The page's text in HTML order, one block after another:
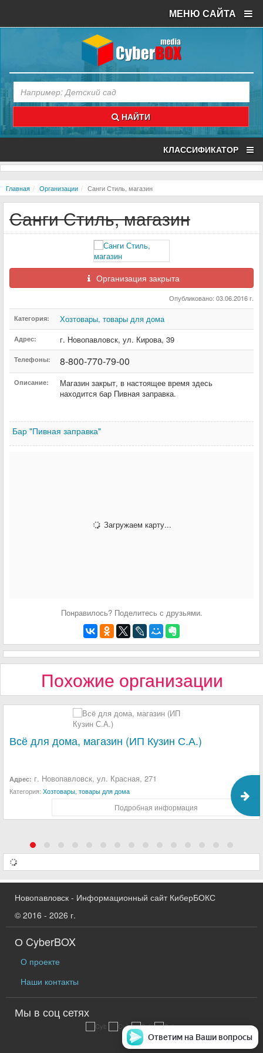
МЕНЮ САЙТА
НАЙТИ
КЛАССИФИКАТОР
Главная Организации Санги Стиль, магазин
Санги Стиль, магазин
Организация закрыта
Опубликовано: 03.06.2016 г.
Категория: Хозтовары, товары для дома
Адрес: г. Новопавловск, ул. Кирова, 39
Телефоны: 8-800-770-79-00
Описание:
Магазин закрыт, в настоящее время здесь
находится бар Пивная заправка.
Бар "Пивная заправка"
Загружаем карту...
Понравилось? Поделитесь с друзьями.
Похожие организации
Всё для дома, магазин (ИП Кузин С.А.)
Адрес: г. Новопавловск, ул. Красная, 271
Категория: Хозтовары, товары для дома
Подробная информация
Новопавловск - Информационный сайт КиберБОКС
© 2016 - 2026 г.
О CyberBOX
О проекте
Наши контакты
Мы в соц сетях
Ответим на Ваши вопросы